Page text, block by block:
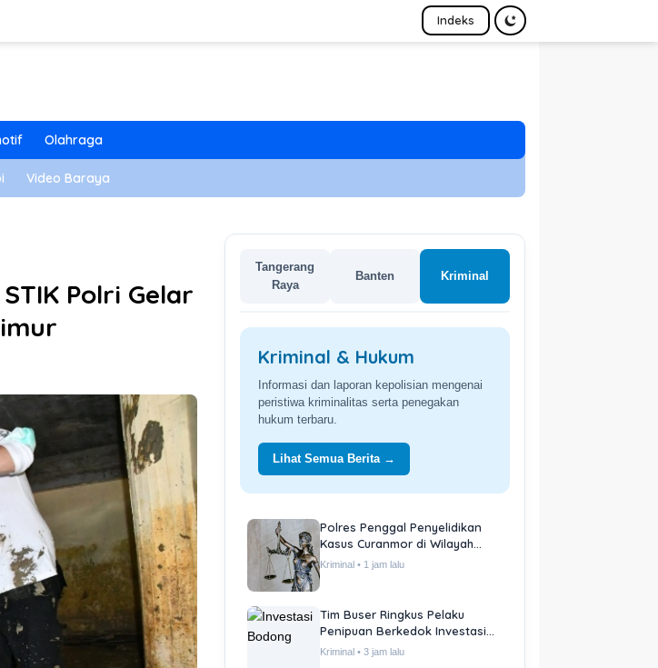
Indeks
Olahraga
Video Baraya
Polri Gelar
Tangerang
Raya
Banten Kriminal
Kriminal & Hukum
Informasi dan laporan kepolisian mengenai
peristiwa kriminalitas serta penegakan
hukum terbaru.
Lihat Semua Berita →
Polres Penggal Penyelidikan
Kasus Curanmor di Wilayah
Pemukiman
Kriminal • 1 jam lalu
Tim Buser Ringkus Pelaku
Penipuan Berkedok Investasi
Bodong
Kriminal • 3 jam lalu